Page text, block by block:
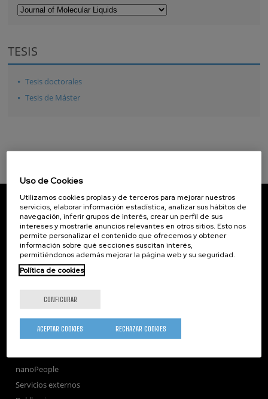
TESIS
Tesis doctorales
Tesis de Máster
CIC nanoGUNE
Tolosa Hiribidea, 76
E-20018 Donostia / San Sebastian
+34 9... Ver teléfono·nano@nanogune.eu
Subscribe to our Newsletter
nanoGUNE
Investigación
Formación
nanoPeople
Servicios externos
Uso de Cookies
Utilizamos cookies propias y de terceros para mejorar nuestros
servicios, elaborar información estadística, analizar sus hábitos de
navegación, inferir grupos de interés, crear un perfil de sus
intereses y mostrarle anuncios relevantes en otros sitios. Esto nos
permite personalizar el contenido que ofrecemos y obtener
información sobre qué secciones suscitan interés,
permitiéndonos además mejorar la página web y su seguridad.
Política de cookies
CONFIGURAR
RECHAZAR COOKIES
ACEPTAR COOKIES